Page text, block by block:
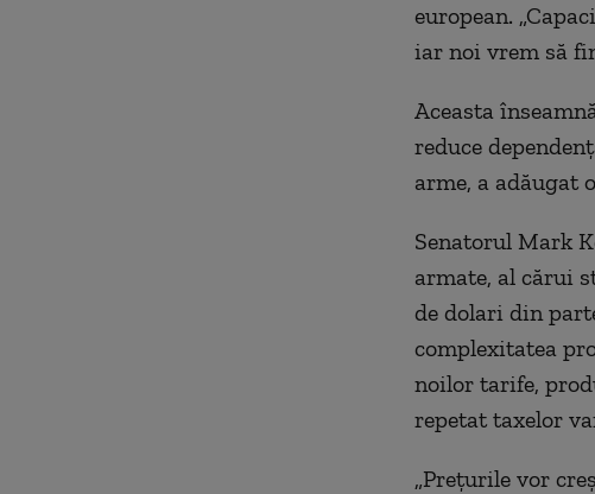
european.
iar noi vrem să
Aceasta
reduce
arme, a adăugat
Senatorul Mark
armate, al cărui
de dolari din
complexitatea
noilor tarife,
repetat taxelor
„Prețurile vor